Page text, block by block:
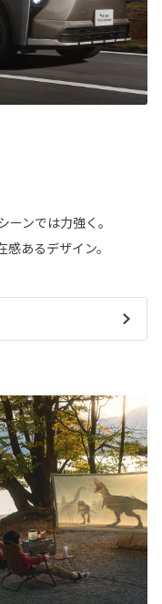
ンでは力強く。
あるデザイン。